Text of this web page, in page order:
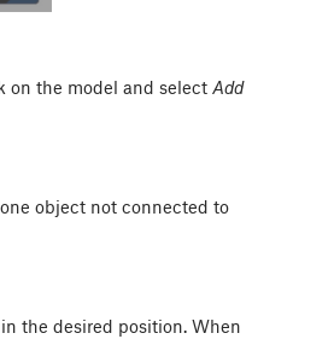
on the model and select Add
object not connected to
the desired position. When